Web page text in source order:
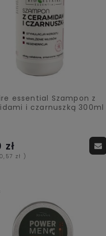
essential Szampon z
i czarnuszką 300ml
zł
zł )